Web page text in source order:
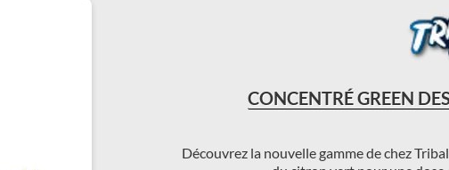
CONCENTRÉ GREEN
Découvrez la nouvelle gamme de chez